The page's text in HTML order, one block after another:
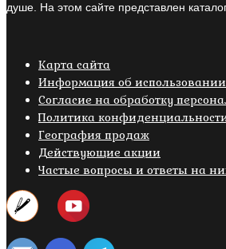
душе. На этом сайте представлен
Карта сайта
Информация об использовании
Cогласие на обработку
Политика
География продаж
Действующие акции
Частые вопросы и ответы на